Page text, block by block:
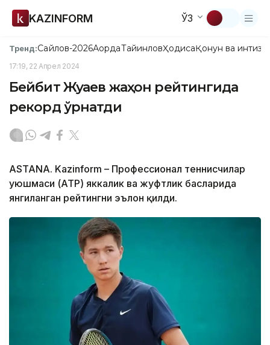
KAZINFORM ЎЗ
Тренд:Сайлов-2026АқордаТайинловҲодисаҚонун ва
17:19, 22 Апрел 2024
Бейбит Жуқаев жаҳон рейтингида
рекорд ўрнатди
ASTANA. Kazinform – Профессионал теннисчилар
уюшмаси (АТР) яккалик ва жуфтлик баҳсларида
янгиланган рейтингни эълон қилди.